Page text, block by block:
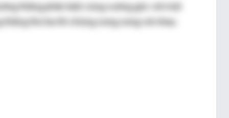
thẳng phân biệt cùng vuông góc với một
thẳng thứ ba thì chúng song song với nhau.